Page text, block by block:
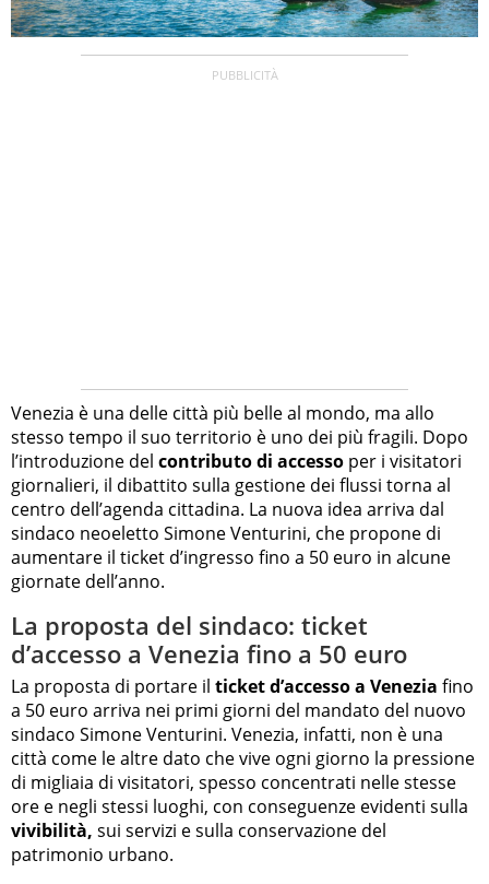
Venezia è una delle città più belle al mondo, ma allo
stesso tempo il suo territorio è uno dei più fragili. Dopo
l’introduzione del contributo di accesso per i visitatori
giornalieri, il dibattito sulla gestione dei flussi torna al
centro dell’agenda cittadina. La nuova idea arriva dal
sindaco neoeletto Simone Venturini, che propone di
aumentare il ticket d’ingresso fino a 50 euro in alcune
giornate dell’anno.
La proposta del sindaco: ticket
d’accesso a Venezia fino a 50 euro
La proposta di portare il ticket d’accesso a Venezia fino
a 50 euro arriva nei primi giorni del mandato del nuovo
sindaco Simone Venturini. Venezia, infatti, non è una
città come le altre dato che vive ogni giorno la pressione
di migliaia di visitatori, spesso concentrati nelle stesse
ore e negli stessi luoghi, con conseguenze evidenti sulla
vivibilità, sui servizi e sulla conservazione del
patrimonio urbano.